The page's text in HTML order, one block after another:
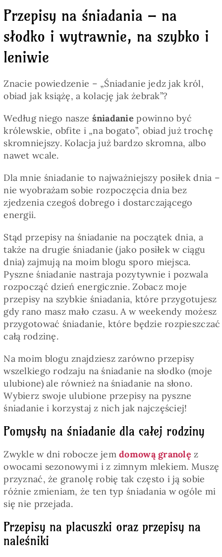
Posiłki
Kuchnie świata
SKLEP
Polski
Przepisy na śniadania – na
słodko i wytrawnie, na szybko i
leniwie
Znacie powiedzenie – „Śniadanie jedz jak król,
obiad jak książę, a kolację jak żebrak”?
Według niego nasze śniadanie powinno być
królewskie, obfite i „na bogato”, obiad już trochę
skromniejszy. Kolacja już bardzo skromna, albo
nawet wcale.
Dla mnie śniadanie to najważniejszy posiłek dnia –
nie wyobrażam sobie rozpoczęcia dnia bez
zjedzenia czegoś dobrego i dostarczającego
energii.
Stąd przepisy na śniadanie na początek dnia, a
także na drugie śniadanie (jako posiłek w ciągu
dnia) zajmują na moim blogu sporo miejsca.
Pyszne śniadanie nastraja pozytywnie i pozwala
rozpocząć dzień energicznie. Zobacz moje
przepisy na szybkie śniadania, które przygotujesz
gdy rano masz mało czasu. A w weekendy możesz
przygotować śniadanie, które będzie rozpieszczać
całą rodzinę.
Na moim blogu znajdziesz zarówno przepisy
wszelkiego rodzaju na śniadanie na słodko (moje
ulubione) ale również na śniadanie na słono.
Wybierz swoje ulubione przepisy na pyszne
śniadanie i korzystaj z nich jak najczęściej!
Pomysły na śniadanie dla całej rodziny
Zwykle w dni robocze jemdomową granolę z
owocami sezonowymi i z zimnym mlekiem. Muszę
przyznać, że granolę robię tak często i ją sobie
różnie zmieniam, że ten typ śniadania w ogóle mi
się nie przejada.
Przepisy na placuszki oraz przepisy na
naleśniki